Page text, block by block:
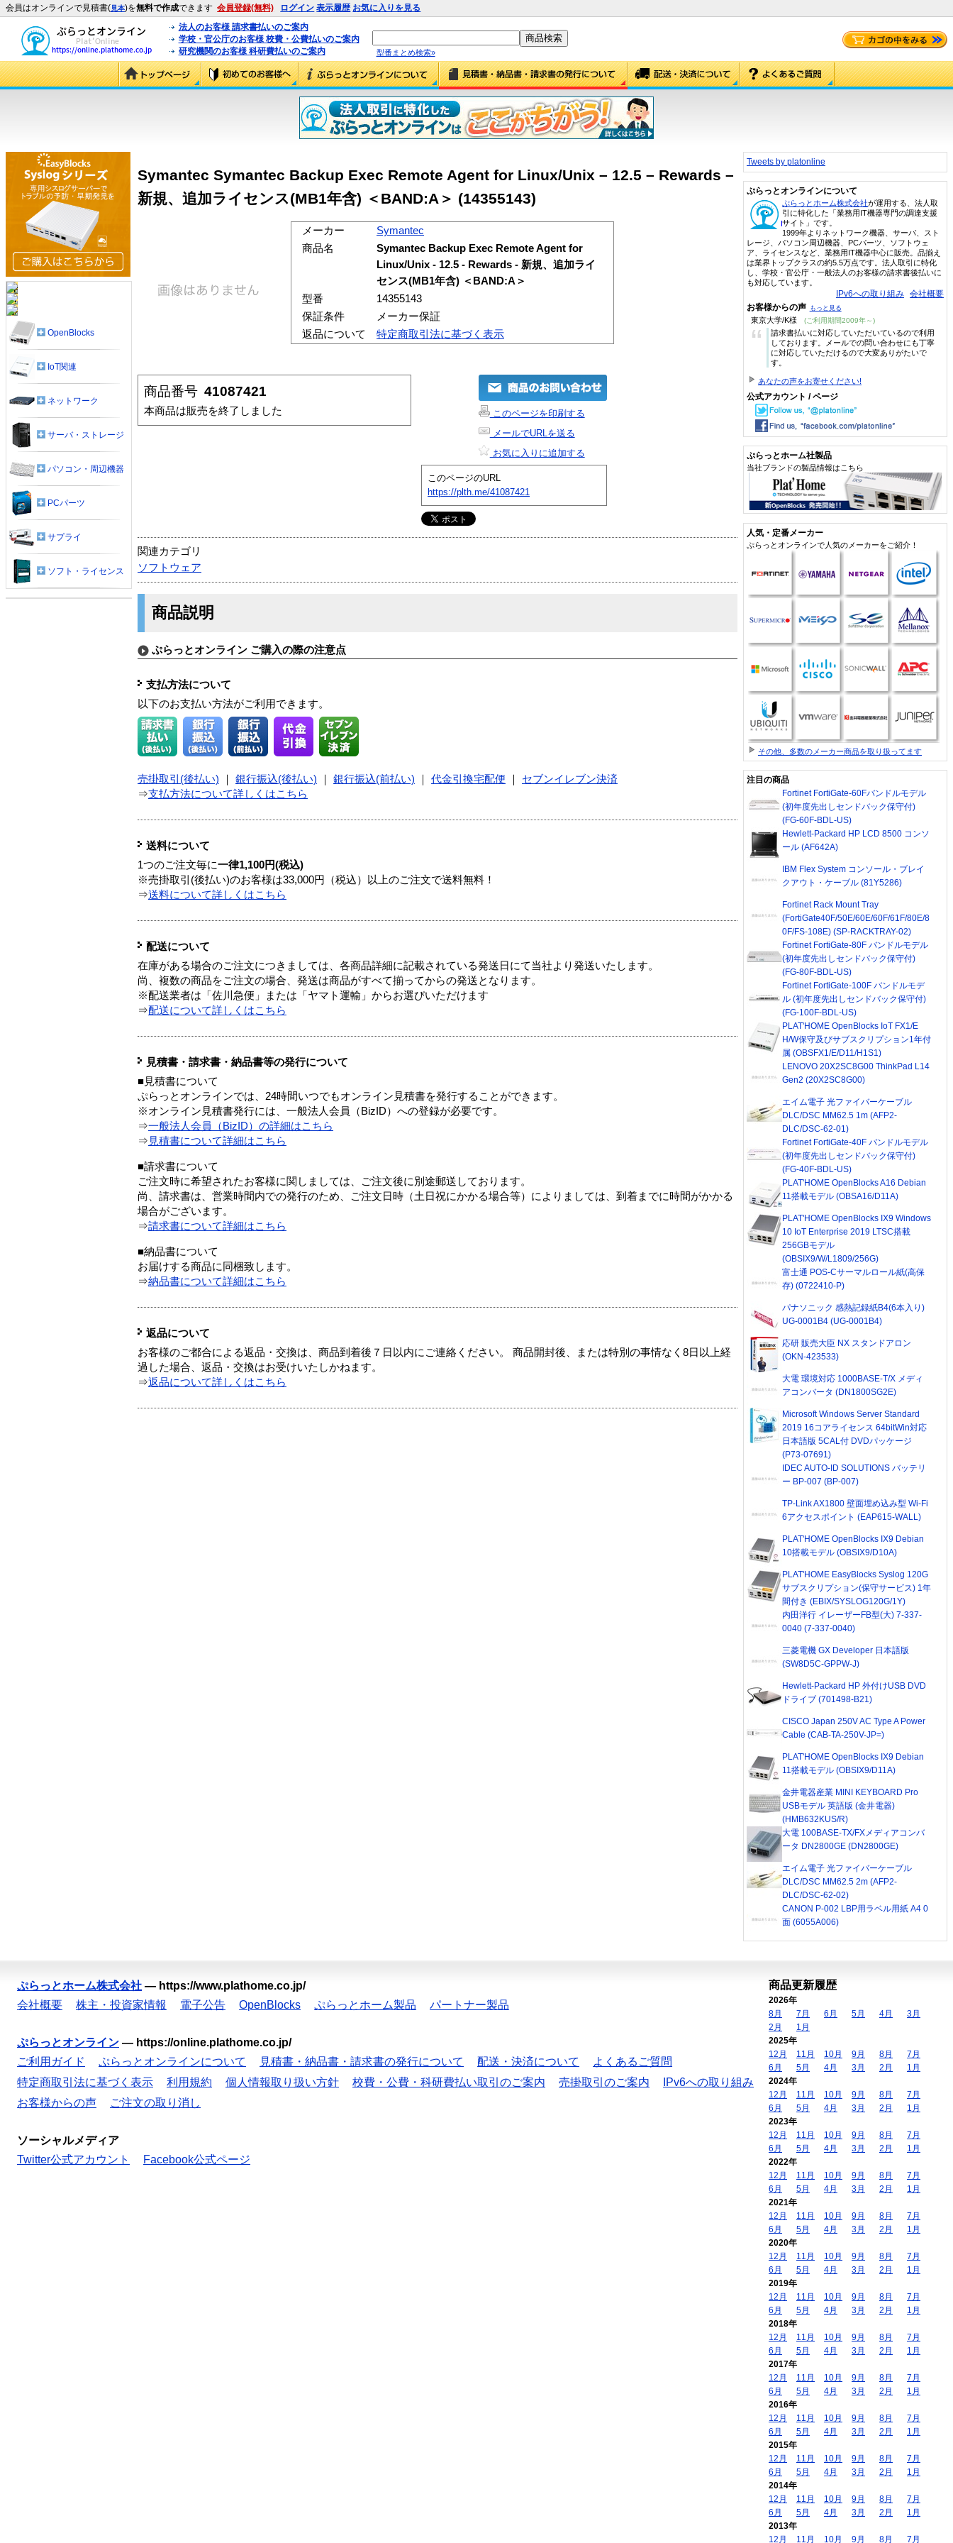
会員はオンラインで見積書(見本)を無料で作成できます 会員登録(無料) ログイン 表示履歴 お気に入りを見る
法人のお客様 請求書払いのご案内
学校・官公庁のお客様 校費・公費払いのご案内
研究機関のお客様 科研費払いのご案内
型番まとめ検索»
Symantec Symantec Backup Exec Remote Agent for Linux/Unix – 12.5 – Rewards –
新規、追加ライセンス(MB1年含) ＜BAND:A＞ (14355143)
メーカー
Symantec
商品名
Symantec Backup Exec Remote Agent for
Linux/Unix - 12.5 - Rewards - 新規、追加ライ
センス(MB1年含) ＜BAND:A＞
型番
14355143
保証条件
メーカー保証
返品について
特定商取引法に基づく表示
商品番号 41087421
本商品は販売を終了しました
このページを印刷する
メールでURLを送る
お気に入りに追加する
このページのURL
https://plth.me/41087421
関連カテゴリ
ソフトウェア
商品説明
ぷらっとオンライン ご購入の際の注意点
支払方法について
以下のお支払い方法がご利用できます。
売掛取引(後払い) 銀行振込(後払い) 銀行振込(前払い) 代金引換宅配便
セブンイレブン決済
⇒支払方法について詳しくはこちら
送料について
1つのご注文毎に一律1,100円(税込)
※売掛取引(後払い)のお客様は33,000円（税込）以上のご注文で送料無料！
⇒送料について詳しくはこちら
配送について
在庫がある場合のご注文につきましては、各商品詳細に記載されている発送日にて当社より発送いたします。
尚、複数の商品をご注文の場合、発送は商品がすべて揃ってからの発送となります。
※配送業者は「佐川急便」または「ヤマト運輸」からお選びいただけます
⇒配送について詳しくはこちら
見積書・請求書・納品書等の発行について
■見積書について
ぷらっとオンラインでは、24時間いつでもオンライン見積書を発行することができます。
※オンライン見積書発行には、一般法人会員（BizID）への登録が必要です。
⇒一般法人会員（BizID）の詳細はこちら
⇒ 見積書について詳細はこちら
■請求書について
ご注文時に希望されたお客様に関しましては、ご注文後に別途郵送しております。
尚、請求書は、営業時間内での発行のため、ご注文日時（土日祝にかかる場合等）によりましては、到着までに時間がかかる
場合がございます。
⇒請求書について詳細はこちら
■納品書について
お届けする商品に同梱致します。
⇒納品書について詳細はこちら
返品について
お客様のご都合による返品・交換は、商品到着後７日以内にご連絡ください。 商品開封後、または特別の事情なく8日以上経
過した場合、返品・交換はお受けいたしかねます。
⇒返品について詳しくはこちら
OpenBlocks
IoT関連
ネットワーク
サーバ・ストレージ
パソコン・周辺機器
PCパーツ
サプライ
ソフト・ライセンス
Tweets by platonline
ぷらっとオンラインについて
ぷらっとホーム株式会社が運用する、法人取
引に特化した「業務用IT機器専門の調達支援
サイト」です。
1999年よりネットワーク機器、サーバ、スト
レージ、パソコン周辺機器、PCパーツ、ソフトウェ
ア、ライセンスなど、業務用IT機器中心に販売。品揃え
は業界トップクラスの約5.5万点です。法人取引に特化
し、学校・官公庁・一般法人のお客様の請求書後払いに
も対応しています。
IPv6への取り組み 会社概要
お客様からの声 もっと見る
東京大学/K様 (ご利用期間2009年～)
“
請求書払いに対応していただいているので利用
しております。メールでの問い合わせにも丁寧
に対応していただけるので大変ありがたいで
す。
あなたの声をお寄せください!
公式アカウント / ページ
ぷらっとホーム社製品
当社ブランドの製品情報はこちら
人気・定番メーカー
ぷらっとオンラインで人気のメーカーをご紹介！
その他、多数のメーカー商品を取り扱ってます
注目の商品
Fortinet FortiGate-60Fバンドルモデル
(初年度先出しセンドバック保守付)
(FG-60F-BDL-US)
Hewlett-Packard HP LCD 8500 コンソ
ール (AF642A)
IBM Flex System コンソール・ブレイ
クアウト・ケーブル (81Y5286)
Fortinet Rack Mount Tray
(FortiGate40F/50E/60E/60F/61F/80E/8
0F/FS-108E) (SP-RACKTRAY-02)
Fortinet FortiGate-80F バンドルモデル
(初年度先出しセンドバック保守付)
(FG-80F-BDL-US)
Fortinet FortiGate-100F バンドルモデ
ル (初年度先出しセンドバック保守付)
(FG-100F-BDL-US)
PLAT'HOME OpenBlocks IoT FX1/E
H/W保守及びサブスクリプション1年付
属 (OBSFX1/E/D11/H1S1)
LENOVO 20X2SC8G00 ThinkPad L14
Gen2 (20X2SC8G00)
エイム電子 光ファイバーケーブル
DLC/DSC MM62.5 1m (AFP2-
DLC/DSC-62-01)
Fortinet FortiGate-40F バンドルモデル
(初年度先出しセンドバック保守付)
(FG-40F-BDL-US)
PLAT'HOME OpenBlocks A16 Debian
11搭載モデル (OBSA16/D11A)
PLAT'HOME OpenBlocks IX9 Windows
10 IoT Enterprise 2019 LTSC搭載
256GBモデル
(OBSIX9/W/L1809/256G)
富士通 POS-Cサーマルロール紙(高保
存) (0722410-P)
パナソニック 感熱記録紙B4(6本入り)
UG-0001B4 (UG-0001B4)
応研 販売大臣 NX スタンドアロン
(OKN-423533)
大電 環境対応 1000BASE-T/X メディ
アコンバータ (DN1800SG2E)
Microsoft Windows Server Standard
2019 16コアライセンス 64bitWin対応
日本語版 5CAL付 DVDパッケージ
(P73-07691)
IDEC AUTO-ID SOLUTIONS バッテリ
ー BP-007 (BP-007)
TP-Link AX1800 壁面埋め込み型 Wi-Fi
6アクセスポイント (EAP615-WALL)
PLAT'HOME OpenBlocks IX9 Debian
10搭載モデル (OBSIX9/D10A)
PLAT'HOME EasyBlocks Syslog 120G
サブスクリプション(保守サービス) 1年
間付き (EBIX/SYSLOG120G/1Y)
内田洋行 イレーザーFB型(大) 7-337-
0040 (7-337-0040)
三菱電機 GX Developer 日本語版
(SW8D5C-GPPW-J)
Hewlett-Packard HP 外付けUSB DVD
ドライブ (701498-B21)
CISCO Japan 250V AC Type A Power
Cable (CAB-TA-250V-JP=)
PLAT'HOME OpenBlocks IX9 Debian
11搭載モデル (OBSIX9/D11A)
金井電器産業 MINI KEYBOARD Pro
USBモデル 英語版 (金井電器)
(HMB632KUS/R)
大電 100BASE-TX/FXメディアコンバ
ータ DN2800GE (DN2800GE)
エイム電子 光ファイバーケーブル
DLC/DSC MM62.5 2m (AFP2-
DLC/DSC-62-02)
CANON P-002 LBP用ラベル用紙 A4 0
面 (6055A006)
ぷらっとホーム株式会社 — https://www.plathome.co.jp/
会社概要
株主・投資家情報 電子公告 OpenBlocks ぷらっとホーム製品 パートナー製品
ぷらっとオンライン — https://online.plathome.co.jp/
ご利用ガイド
ぷらっとオンラインについて 見積書・納品書・請求書の発行について 配送・決済について
よくあるご質問
特定商取引法に基づく表示
利用規約 個人情報取り扱い方針 校費・公費・科研費払い取引のご案内 売掛取引のご案内
IPv6への取り組み
お客様からの声
ご注文の取り消し
ソーシャルメディア
Twitter公式アカウント
Facebook公式ページ
商品更新履歴
2026年
8月
7月 6月 5月 4月
3月
2月
1月
2025年
12月
11月 10月 9月 8月
7月
6月
5月 4月 3月 2月
1月
2024年
12月
11月 10月 9月 8月
7月
6月
5月 4月 3月 2月
1月
2023年
12月
11月 10月 9月 8月
7月
6月
5月 4月 3月 2月
1月
2022年
12月
11月 10月 9月 8月
7月
6月
5月 4月 3月 2月
1月
2021年
12月
11月 10月 9月 8月
7月
6月
5月 4月 3月 2月
1月
2020年
12月
11月 10月 9月 8月
7月
6月
5月 4月 3月 2月
1月
2019年
12月
11月 10月 9月 8月
7月
6月
5月 4月 3月 2月
1月
2018年
12月
11月 10月 9月 8月
7月
6月
5月 4月 3月 2月
1月
2017年
12月
11月 10月 9月 8月
7月
6月
5月 4月 3月 2月
1月
2016年
12月
11月 10月 9月 8月
7月
6月
5月 4月 3月 2月
1月
2015年
12月
11月 10月 9月 8月
7月
6月
5月 4月 3月 2月
1月
2014年
12月
11月 10月 9月 8月
7月
6月
5月 4月 3月 2月
1月
2013年
12月
11月 10月 9月 8月 7月